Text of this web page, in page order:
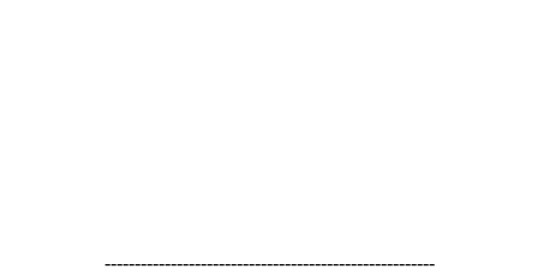
-------------------------------------------------------